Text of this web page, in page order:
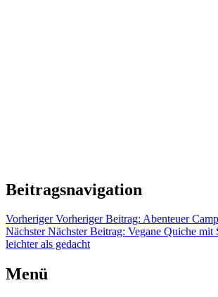
Beitragsnavigation
Vorheriger Vorheriger Beitrag: Abenteuer
Nächster Nächster Beitrag: Vegane Quiche mit
leichter als gedacht
Menü